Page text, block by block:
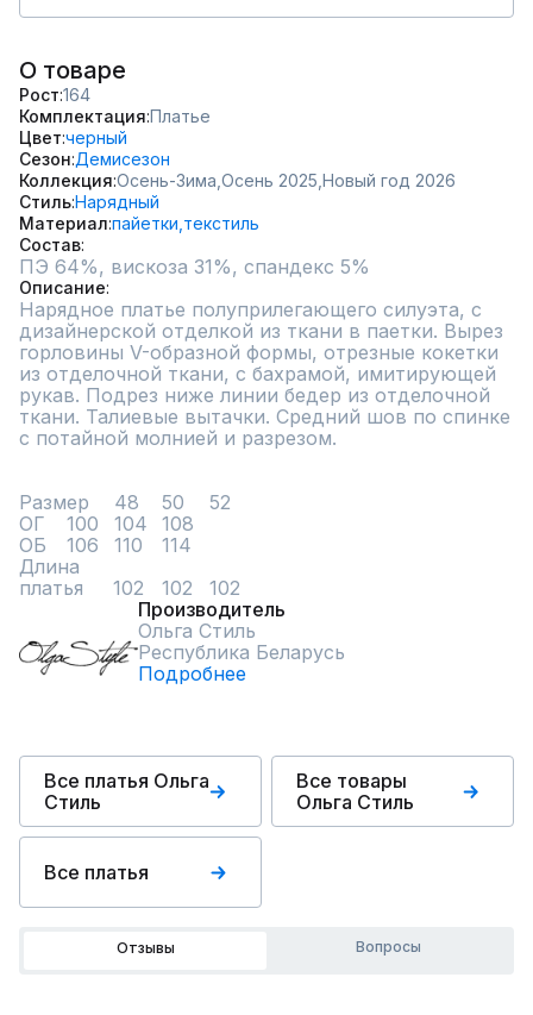
О товаре
Рост 164
Комплектация Платье
Цвет черный
Сезон Демисезон
Коллекция Осень-Зима, Осень 2025, Новый год 2026
СтильНарядный
Материал пайетки, текстиль
Состав
Описание
Нарядное платье полуприлегающего силуэта, с
дизайнерской отделкой из ткани в паетки. Вырез
горловины V-образной формы, отрезные кокетки
из отделочной ткани, с бахрамой, имитирующей
рукав. Подрез ниже линии бедер из отделочной
ткани. Талиевые вытачки. Средний шов по спинке
с потайной молнией и разрезом.
Размер	48	50	52
ОГ	100	104	108
ОБ	106	110	114
Длина
платья     102	102	102
Производитель
Ольга Стиль
Республика Беларусь
Подробнее
Все платья Ольга
Стиль
Все товары
Ольга Стиль
Все платья
Отзывы Вопросы